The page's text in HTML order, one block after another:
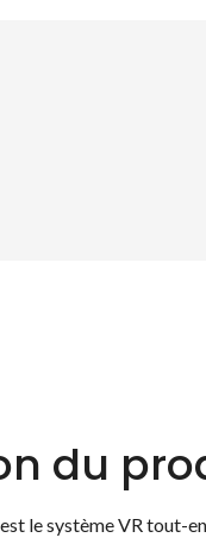
du
le système VR tout-